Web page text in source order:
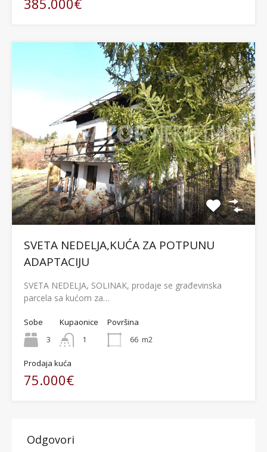
385.000€
SVETA NEDELJA,KUĆA ZA POTPUNU
ADAPTACIJU
SVETA NEDELJA, SOLINAK, prodaje se građevinska
parcela sa kućom za…
Sobe
3
Kupaonice
1
Površina
66 m2
Prodaja kuća
75.000€
Odgovori